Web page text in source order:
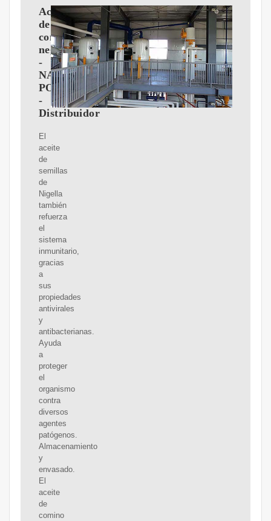
Aceite
de
comino
negro
-
NATURAL
POLAND
-
Distribuidor
El
aceite
de
semillas
de
Nigella
también
refuerza
el
sistema
inmunitario,
gracias
a
sus
propiedades
antivirales
y
antibacterianas.
Ayuda
a
proteger
el
organismo
contra
diversos
agentes
patógenos.
Almacenamiento
y
envasado.
El
aceite
de
comino